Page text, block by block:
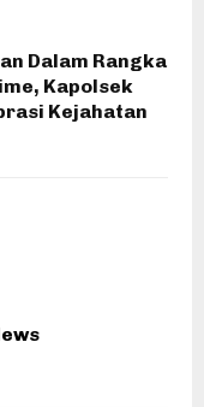
Dalam Rangka
Kapolsek
Kejahatan